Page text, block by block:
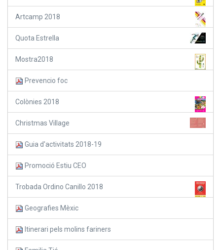
Artcamp 2018
Quota Estrella
Mostra2018
Prevencio foc
Colònies 2018
Christmas Village
Guia d'activitats 2018-19
Promoció Estiu CEO
Trobada Ordino Canillo 2018
Geografies Mèxic
Itinerari pels molins fariners